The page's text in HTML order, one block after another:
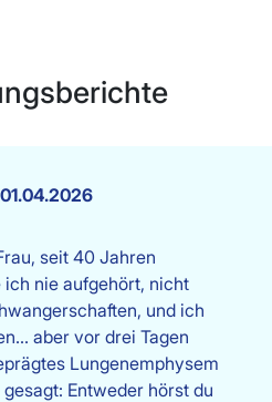
01.04.2026
seit 40 Jahren
nie aufgehört, nicht
und ich
aber vor drei Tagen
Lungenemphysem
Entweder hörst du